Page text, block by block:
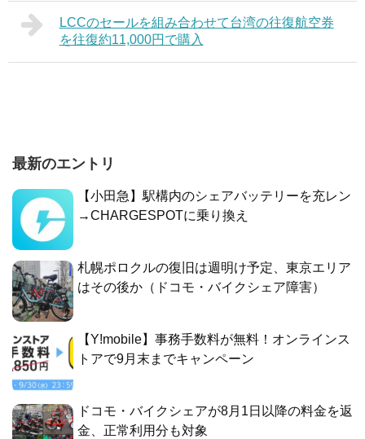
LCCのセールを組み合わせて台湾の往復航空券
を往復約11,000円で購入
最新のエントリ
【小田急】駅構内のシェアバッテリーを充レン
→CHARGESPOTに乗り換え
札幌ポロクルの復旧は週明け予定、東京エリア
はその後か（ドコモ・バイクシェア障害）
【Y!mobile】事務手数料が無料！オンラインス
トアで9月末までキャンペーン
ドコモ・バイクシェアが8月1日以降の料金を返
金、正常利用分も対象